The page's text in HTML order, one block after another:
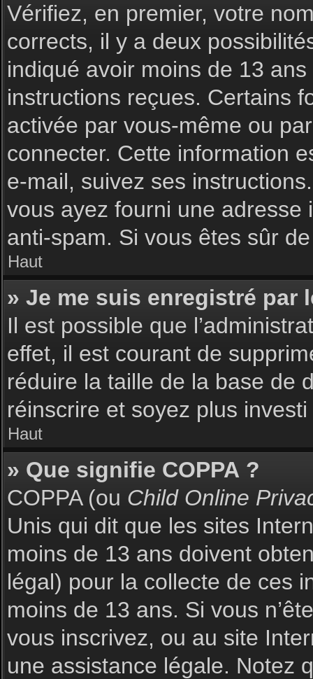
Vérifiez, en premier, votre
corrects, il y a deux
indiqué avoir moins de 13
instructions reçues. Certains
activée par vous-même ou
connecter. Cette information
e-mail, suivez ses
vous ayez fourni une adresse
anti-spam. Si vous êtes sûr
Haut
» Je me suis enregistré par
Il est possible que
effet, il est courant de
réduire la taille de la base de
réinscrire et soyez plus
Haut
» Que signifie COPPA ?
COPPA (ou Child Online
Unis qui dit que les sites
moins de 13 ans doivent
légal) pour la collecte de ces
moins de 13 ans. Si vous
vous inscrivez, ou au site
une assistance légale. Notez